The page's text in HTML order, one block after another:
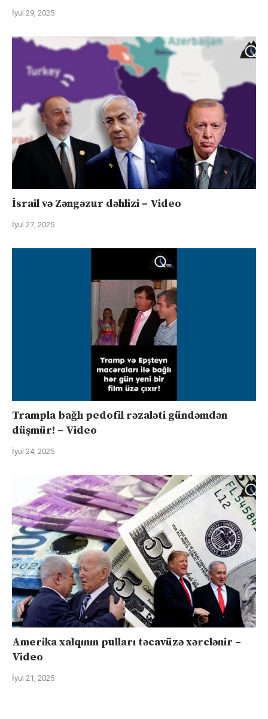
İyul 29, 2025
İsrail və Zəngəzur dəhlizi – Video
İyul 27, 2025
Trampla bağlı pedofil rəzaləti gündəmdən
düşmür! – Video
İyul 24, 2025
Amerika xalqının pulları təcavüzə xərclənir –
Video
İyul 21, 2025